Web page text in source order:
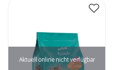
Aktuell online nicht verfügbar